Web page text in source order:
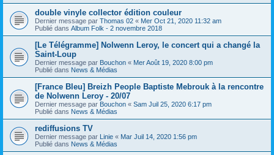
double vinyle collector édition couleur
Dernier message par Thomas 02 « Mer Oct 21, 2020 11:32 am
Publié dans Album Folk - 2 novembre 2018
[Le Télégramme] Nolwenn Leroy, le concert qui a changé la
Saint-Loup
Dernier message par Bouchon « Mer Août 19, 2020 8:00 pm
Publié dans News & Médias
[France Bleu] Breizh People Baptiste Mebrouk à la rencontre
de Nolwenn Leroy - 20/07
Dernier message par Bouchon « Sam Juil 25, 2020 6:17 pm
Publié dans News & Médias
rediffusions TV
Dernier message par Linie « Mar Juil 14, 2020 1:56 pm
Publié dans News & Médias